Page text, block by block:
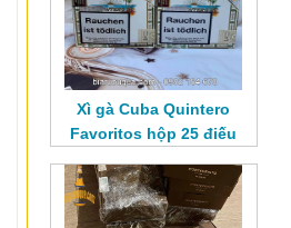
Xì gà Cuba Quintero
Favoritos hộp 25 điếu